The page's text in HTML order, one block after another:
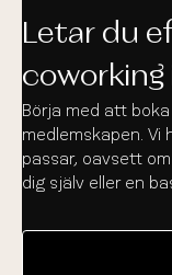
Letar du
coworking
Börja med att
medlemskapen. Vi
passar, oavsett
dig själv eller en